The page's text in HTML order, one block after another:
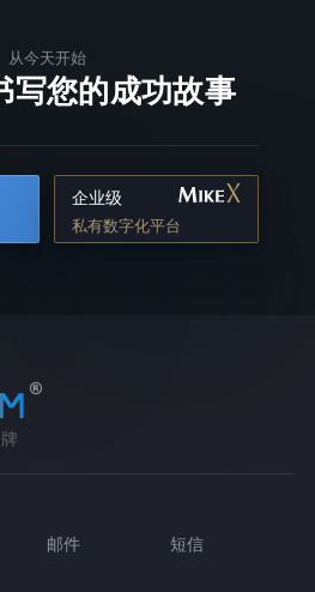
从今天开始
写您的成功故事
企业级
私有数字化平台
邮件
短信